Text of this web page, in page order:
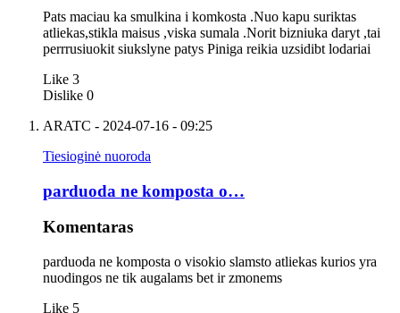
Pats maciau ka smulkina i komkosta .Nuo kapu suriktas
atliekas,stikla maisus ,viska sumala .Norit bizniuka daryt ,tai
perrrusiuokit siukslyne patys Piniga reikia uzsidibt lodariai
Like 3
Dislike 0
ARATC - 2024-07-16 - 09:25
Tiesioginė nuoroda
parduoda ne komposta o…
Komentaras
parduoda ne komposta o visokio slamsto atliekas kurios yra
nuodingos ne tik augalams bet ir zmonems
Like 5